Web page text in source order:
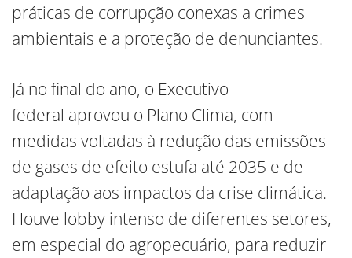
práticas de corrupção conexas a crimes
ambientais e a proteção de denunciantes.
Já no final do ano, o Executivo
federal aprovou o Plano Clima, com
medidas voltadas à redução das emissões
de gases de efeito estufa até 2035 e de
adaptação aos impactos da crise climática.
Houve lobby intenso de diferentes setores,
em especial do agropecuário, para reduzir